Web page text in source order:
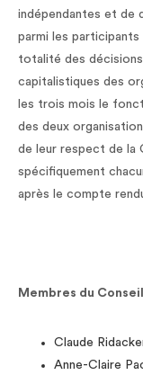
indépendantes et de
parmi les
totalité des
capitalistiques des
les trois mois le
des deux
de leur respect de la
spécifiquement
après le compte
Membres du
Claude
Anne-Claire